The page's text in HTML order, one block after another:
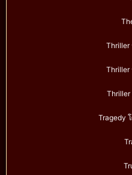
Thriller
Thriller
Tragedy